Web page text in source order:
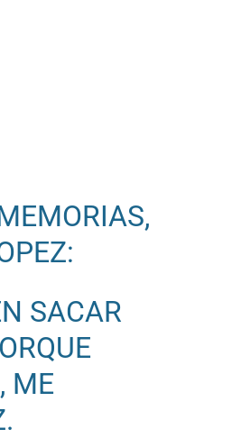
SACAR
ME